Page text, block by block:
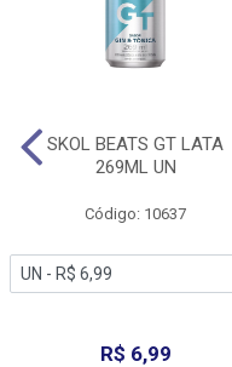
SKOL BEATS GT LATA
269ML UN
Código: 10637
R$ 6,99